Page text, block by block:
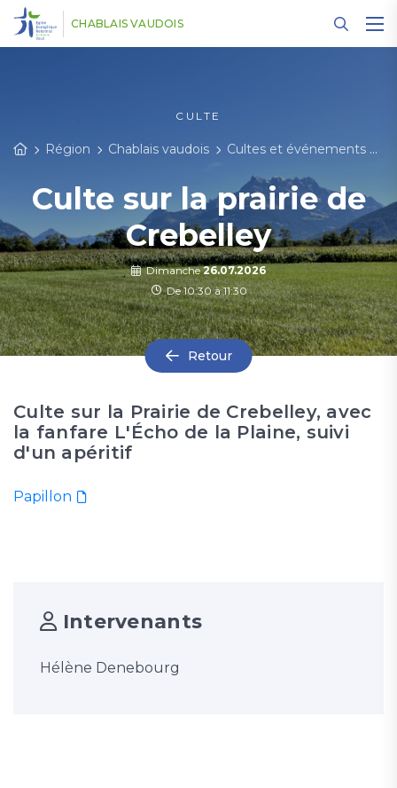
CHABLAIS VAUDOIS
CULTE
Région Chablais vaudois Cultes et événements
Culte sur la prairie de
Crebelley
Dimanche26.07.2026
De 10:30 à 11:30
Retour
Culte sur la Prairie de Crebelley, avec
la fanfare L'Écho de la Plaine, suivi
d'un apéritif
Papillon
Intervenants
Hélène Denebourg
Panneau de gestion des cookies